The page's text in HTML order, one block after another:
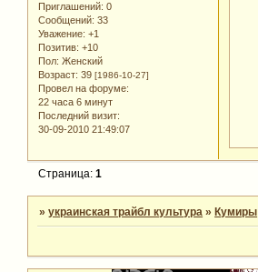
Приглашений: 0
Сообщений: 33
Уважение: +1
Позитив: +10
Пол: Женский
Возраст: 39 [1986-10-27]
Провел на форуме:
22 часа 6 минут
Последний визит:
30-09-2010 21:49:07
Страница:1
»украинская трайбл культура »Кумиры